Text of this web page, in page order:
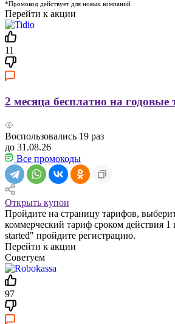
*Промокод действует для новых компаний
Перейти к акции
11
2 месяца бесплатно на
Воспользовались 19 раз
до 31.08.26
Все промокоды
Открыть купон
Пройдите на страницу тарифов,
коммерческий тариф сроком действия
started" пройдите регистрацию.
Перейти к акции
Советуем
97